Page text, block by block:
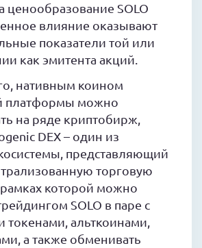
ценообразование SOLO
влияние оказывают
показатели той или
как эмитента акций.
нативным коином
платформы можно
на ряде криптобирж,
DEX – один из
представляющий
торговую
которой можно
SOLO в паре с
токенами, альткоинами,
а также обменивать